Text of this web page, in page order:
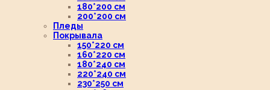
180*200 см
200*200 см
Пледы
Покрывала
150*220 см
160*220 см
180*240 см
220*240 см
230*250 см